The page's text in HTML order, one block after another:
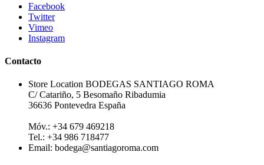
Facebook
Twitter
Vimeo
Instagram
Contacto
Store Location BODEGAS SANTIAGO ROMA
C/ Catariño, 5 Besomaño Ribadumia
36636 Pontevedra España
Móv.: +34 679 469218
Tel.: +34 986 718477
Email: bodega@santiagoroma.com